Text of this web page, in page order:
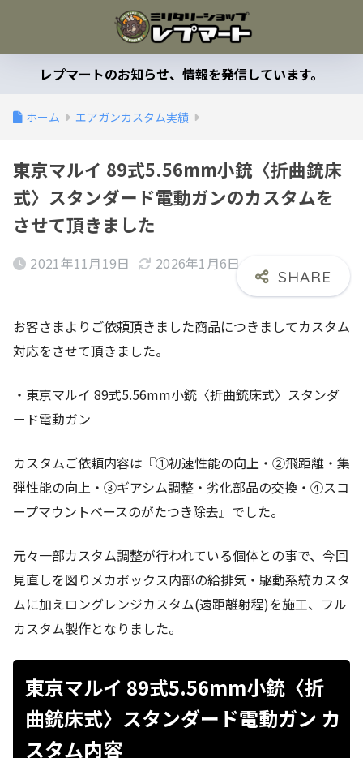
レプマートのお知らせ、情報を発信しています。
ホーム エアガンカスタム実績
東京マルイ 89式5.56mm小銃〈折曲銃床
式〉スタンダード電動ガンのカスタムを
させて頂きました
2021年11月19日 2026年1月6日
お客さまよりご依頼頂きました商品につきましてカスタム
対応をさせて頂きました。
・東京マルイ 89式5.56mm小銃〈折曲銃床式〉スタンダ
ード電動ガン
カスタムご依頼内容は『①初速性能の向上・②飛距離・集
弾性能の向上・③ギアシム調整・劣化部品の交換・④スコ
ープマウントベースのがたつき除去』でした。
元々一部カスタム調整が行われている個体との事で、今回
見直しを図りメカボックス内部の給排気・駆動系統カスタ
ムに加えロングレンジカスタム(遠距離射程)を施工、フル
カスタム製作となりました。
東京マルイ 89式5.56mm小銃〈折
曲銃床式〉スタンダード電動ガン カ
スタム内容